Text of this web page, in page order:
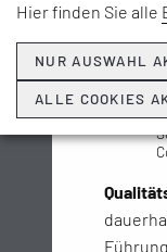
Hier finden Sie alle
NUR AUSWAHL
ALLE COOKIES